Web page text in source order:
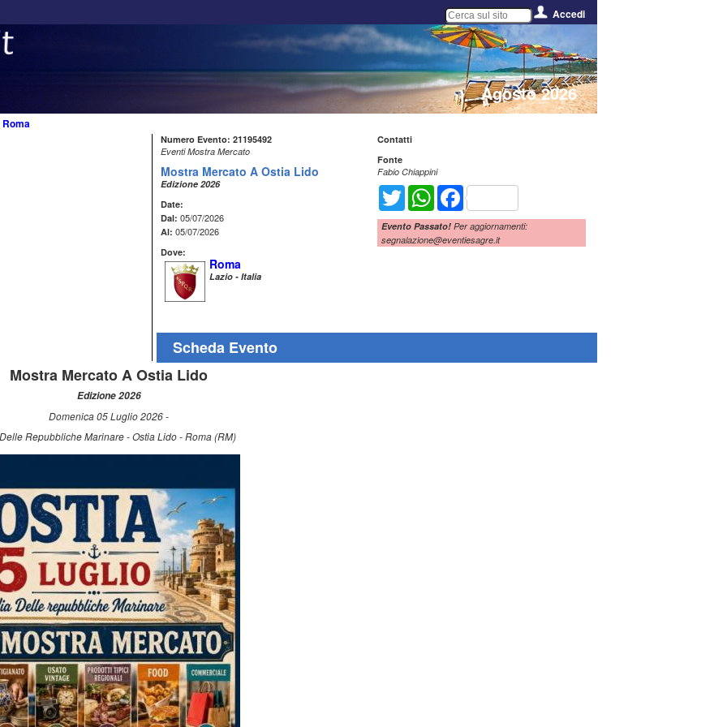
Accedi
Agosto 2026
Roma
Numero Evento: 21195492
Eventi Mostra Mercato
Mostra Mercato A Ostia Lido
Edizione 2026
Date:
Dal: 05/07/2026
Al: 05/07/2026
Dove:
Roma
Lazio - Italia
Contatti
Fonte
Fabio Chiappini
Twitter WhatsAppFacebook
Evento Passato! Per aggiornamenti:
segnalazione@eventiesagre.it
Scheda Evento
Mostra Mercato A Ostia Lido
Edizione 2026
Domenica 05 Luglio 2026 -
Repubbliche Marinare - Ostia Lido - Roma (RM)